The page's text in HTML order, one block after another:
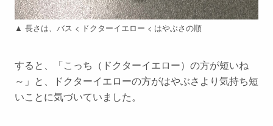
▲ 長さは、バス < ドクターイエロー < はやぶさの順
すると、「こっち（ドクターイエロー）の方が短いね
～」と、ドクターイエローの方がはやぶさより気持ち短
いことに気づいていました。